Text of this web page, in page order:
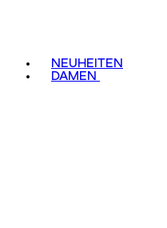
NEUHEITEN
DAMEN